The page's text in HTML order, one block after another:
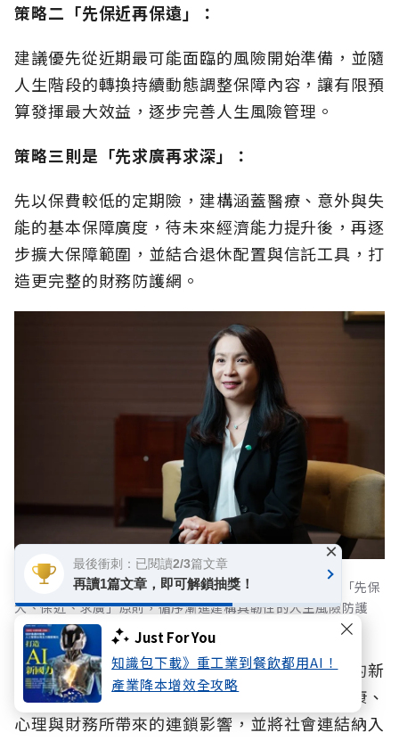
Just For You
知識包下載》重工業到餐飲都用AI！
產業降本增效全攻略
策略二「先保近再保遠」：
建議優先從近期最可能面臨的風險開始準備，並隨
人生階段的轉換持續動態調整保障內容，讓有限預
算發揮最大效益，逐步完善人生風險管理。
策略三則是「先求廣再求深」：
先以保費較低的定期險，建構涵蓋醫療、意外與失
能的基本保障廣度，待未來經濟能力提升後，再逐
步擴大保障範圍，並結合退休配置與信託工具，打
造更完整的財務防護網。
國泰人壽凃薏如副總經理提出保障與理財雙軸並進，遵循「先保
大、保近、求廣」原則，循序漸進建構具韌性的人生風險防護
網。
孤獨與社會孤立，已成為超高齡社會不可忽視的新
興人生風險。唯有及早正視孤獨可能帶來的健康、
心理與財務所帶來的連鎖影響，並將社會連結納入
最後衝刺：已閱讀2/3篇文章
再讀1篇文章，即可解鎖抽獎！
×